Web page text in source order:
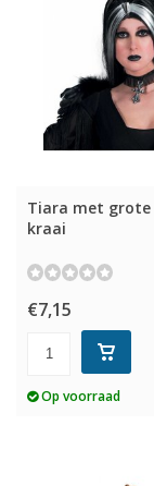
Tiara met
kraai
€7,15
Op voorraad